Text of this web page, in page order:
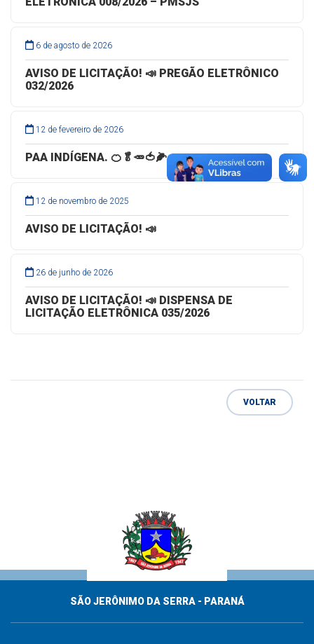
6 de agosto de 2026
AVISO DE LICITAÇÃO! 📣 PREGÃO ELETRÔNICO
032/2026
12 de fevereiro de 2026
PAA INDÍGENA. 🍊🥬🥕🍅🌽🥒
12 de novembro de 2025
AVISO DE LICITAÇÃO! 📣
26 de junho de 2026
AVISO DE LICITAÇÃO! 📣 DISPENSA DE
LICITAÇÃO ELETRÔNICA 035/2026
VOLTAR
SÃO JERÔNIMO DA SERRA - PARANÁ